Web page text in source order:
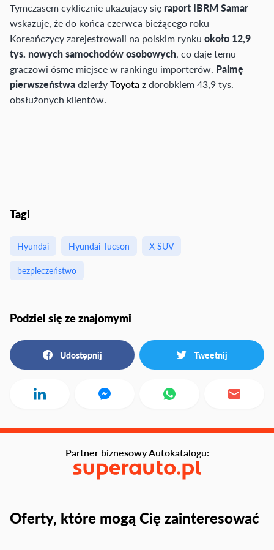
Tymczasem cyklicznie ukazujący się raport IBRM Samar
wskazuje, że do końca czerwca bieżącego roku
Koreańczycy zarejestrowali na polskim rynku około 12,9
tys. nowych samochodów osobowych, co daje temu
graczowi ósme miejsce w rankingu importerów. Palmę
pierwszeństwadzierżyToyota z dorobkiem 43,9 tys.
obsłużonych klientów.
Tagi
Hyundai Hyundai Tucson
X SUV
bezpieczeństwo
Podziel się ze znajomymi
Udostępnij Tweetnij
Oferty, które mogą Cię zainteresować
Partner biznesowy Autokatalogu: